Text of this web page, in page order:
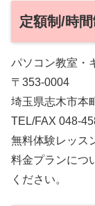
定額制/時
パソコン教室・
〒353-0004
埼玉県志木市本
TEL/FAX 048-
無料体験レッス
料金プランにつ
ください。